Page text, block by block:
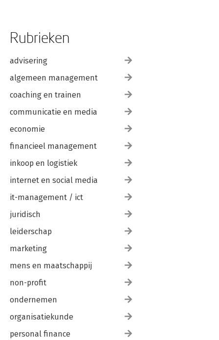
Rubrieken
advisering
algemeen management
coaching en trainen
communicatie en media
economie
financieel management
inkoop en logistiek
internet en social media
it-management / ict
juridisch
leiderschap
marketing
mens en maatschappij
non-profit
ondernemen
organisatiekunde
personal finance